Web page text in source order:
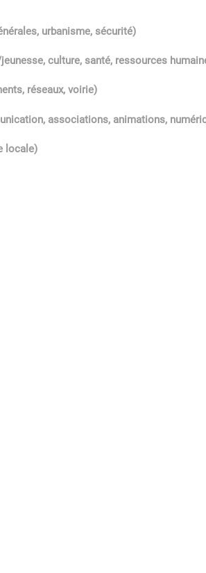
urbanisme, sécurité)
culture, santé, ressources
réseaux, voirie)
associations, animations,
locale)